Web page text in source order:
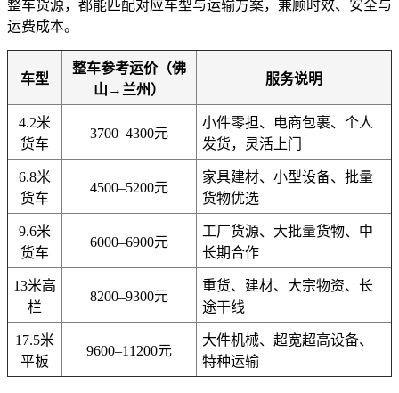
整车货源，都能匹配对应车型与运输方案，兼顾时效、安全与
运费成本。
车型
整车参考运价（佛
山→兰州）
服务说明
4.2米
货车
3700–4300元
小件零担、电商包裹、个人
发货，灵活上门
6.8米
货车
4500–5200元
家具建材、小型设备、批量
货物优选
9.6米
货车
6000–6900元
工厂货源、大批量货物、中
长期合作
13米高
栏
8200–9300元
重货、建材、大宗物资、长
途干线
17.5米
平板
9600–11200元
大件机械、超宽超高设备、
特种运输